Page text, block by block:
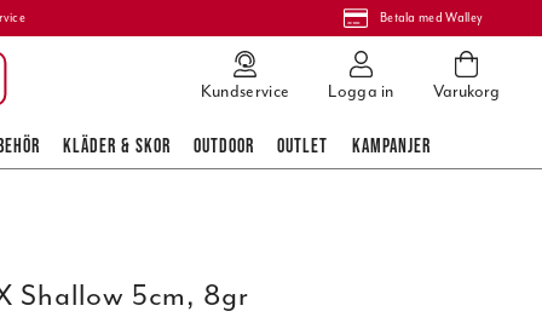
Betala med Walley
Kundservice Logga in Varukorg
KLÄDER & SKOR OUTDOOR OUTLET KAMPANJER
Shallow 5cm, 8gr